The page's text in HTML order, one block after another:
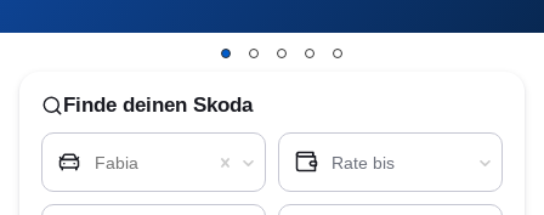
Finde deinen Skoda
Fabia Rate bis